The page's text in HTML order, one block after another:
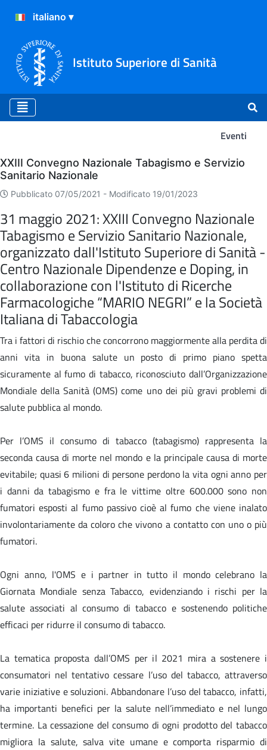
Istituto Superiore di Sanità
Eventi
Eventi
XXIII Convegno Nazionale Tabagismo e Servizio
Sanitario Nazionale
Pubblicato 07/05/2021 - Modificato 19/01/2023
31 maggio 2021: XXIII Convegno Nazionale
Tabagismo e Servizio Sanitario Nazionale,
organizzato dall'Istituto Superiore di Sanità -
Centro Nazionale Dipendenze e Doping, in
collaborazione con l'Istituto di Ricerche
Farmacologiche “MARIO NEGRI” e la Società
Italiana di Tabaccologia
Tra i fattori di rischio che concorrono maggiormente alla perdita di
anni vita in buona salute un posto di primo piano spetta
sicuramente al fumo di tabacco, riconosciuto dall’Organizzazione
Mondiale della Sanità (OMS) come uno dei più gravi problemi di
salute pubblica al mondo.
Per l’OMS il consumo di tabacco (tabagismo) rappresenta la
seconda causa di morte nel mondo e la principale causa di morte
evitabile; quasi 6 milioni di persone perdono la vita ogni anno per
i danni da tabagismo e fra le vittime oltre 600.000 sono non
fumatori esposti al fumo passivo cioè al fumo che viene inalato
involontariamente da coloro che vivono a contatto con uno o più
fumatori.
Ogni anno, l'OMS e i partner in tutto il mondo celebrano la
Giornata Mondiale senza Tabacco, evidenziando i rischi per la
salute associati al consumo di tabacco e sostenendo politiche
efficaci per ridurre il consumo di tabacco.
La tematica proposta dall’OMS per il 2021 mira a sostenere i
consumatori nel tentativo cessare l’uso del tabacco, attraverso
varie iniziative e soluzioni. Abbandonare l’uso del tabacco, infatti,
ha importanti benefici per la salute nell’immediato e nel lungo
termine. La cessazione del consumo di ogni prodotto del tabacco
migliora la salute, salva vite umane e comporta risparmio di